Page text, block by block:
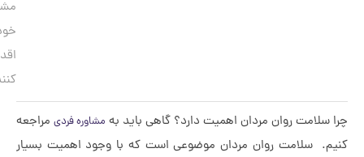
روان مردان اهمیت دارد؟ گاهی باید بهمشاوره فردیمراجعه
روان مردان موضوعی است که با وجود اهمیت بسیار